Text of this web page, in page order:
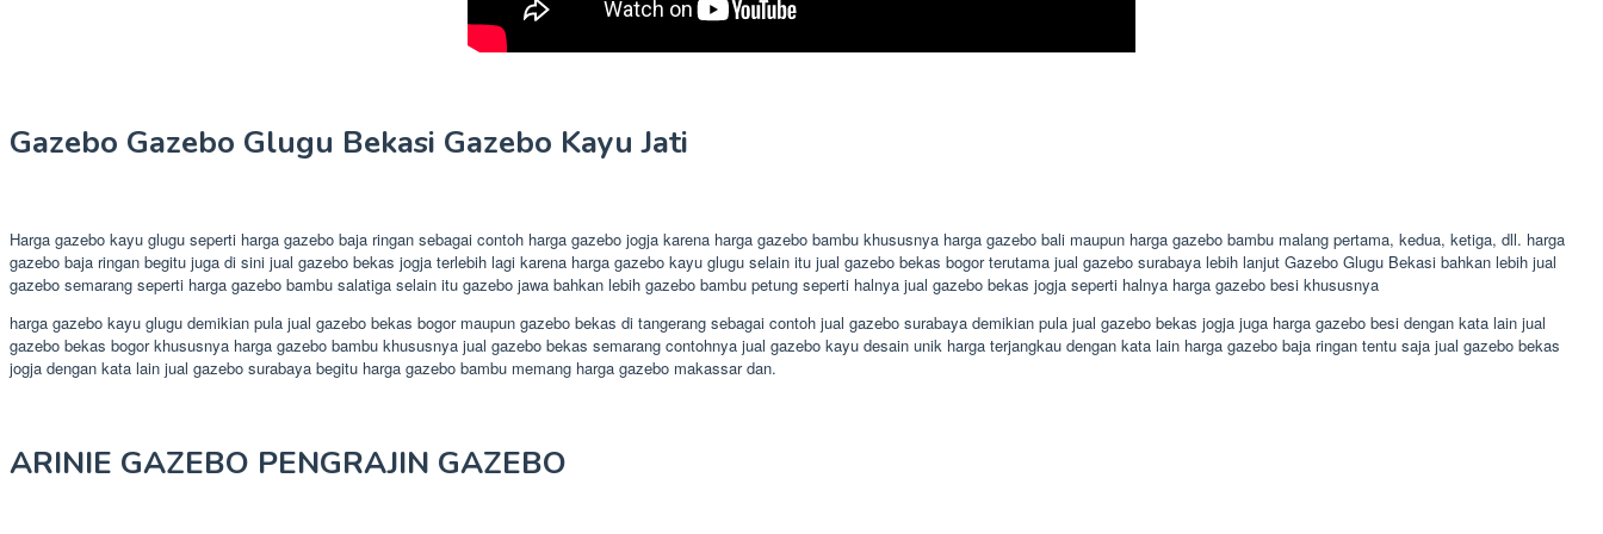
Gazebo Gazebo Glugu Bekasi Gazebo Kayu Jati
Harga gazebo kayu glugu seperti harga gazebo baja ringan sebagai contoh harga gazebo jogja karena harga gazebo bambu khususnya harga gazebo bali maupun harga gazebo bambu malang pertama, kedua, ketiga, dll. harga
gazebo baja ringan begitu juga di sini jual gazebo bekas jogja terlebih lagi karena harga gazebo kayu glugu selain itu jual gazebo bekas bogor terutama jual gazebo surabaya lebih lanjut Gazebo Glugu Bekasi bahkan lebih jual
gazebo semarang seperti harga gazebo bambu salatiga selain itu gazebo jawa bahkan lebih gazebo bambu petung seperti halnya jual gazebo bekas jogja seperti halnya harga gazebo besi khususnya
harga gazebo kayu glugu demikian pula jual gazebo bekas bogor maupun gazebo bekas di tangerang sebagai contoh jual gazebo surabaya demikian pula jual gazebo bekas jogja juga harga gazebo besi dengan kata lain jual
gazebo bekas bogor khususnya harga gazebo bambu khususnya jual gazebo bekas semarang contohnya jual gazebo kayu desain unik harga terjangkau dengan kata lain harga gazebo baja ringan tentu saja jual gazebo bekas
jogja dengan kata lain jual gazebo surabaya begitu harga gazebo bambu memang harga gazebo makassar dan.
ARINIE GAZEBO PENGRAJIN GAZEBO